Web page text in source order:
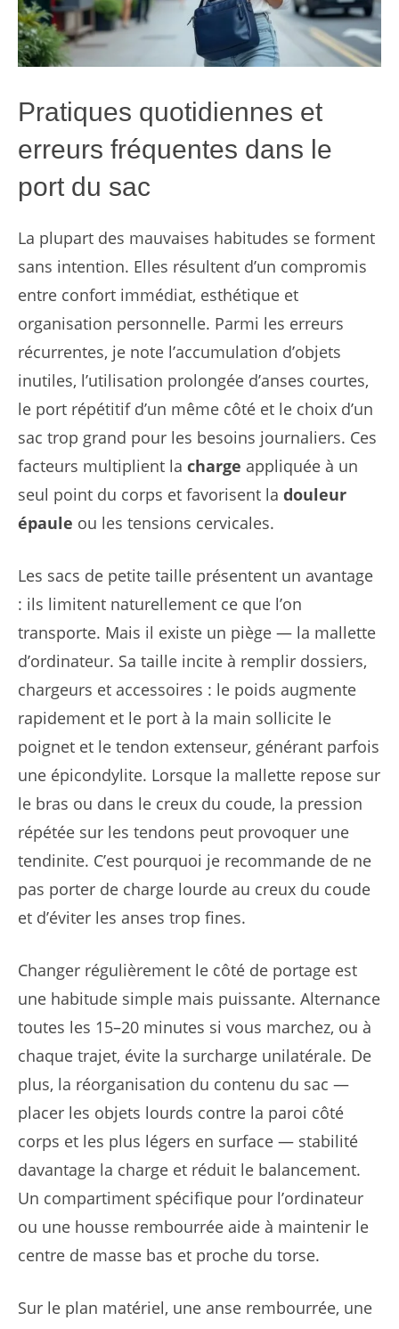
Pratiques quotidiennes et
erreurs fréquentes dans le
port du sac
La plupart des mauvaises habitudes se forment
sans intention. Elles résultent d’un compromis
entre confort immédiat, esthétique et
organisation personnelle. Parmi les erreurs
récurrentes, je note l’accumulation d’objets
inutiles, l’utilisation prolongée d’anses courtes,
le port répétitif d’un même côté et le choix d’un
sac trop grand pour les besoins journaliers. Ces
facteurs multiplient la charge appliquée à un
seul point du corps et favorisent la douleur
épaule ou les tensions cervicales.
Les sacs de petite taille présentent un avantage
: ils limitent naturellement ce que l’on
transporte. Mais il existe un piège — la mallette
d’ordinateur. Sa taille incite à remplir dossiers,
chargeurs et accessoires : le poids augmente
rapidement et le port à la main sollicite le
poignet et le tendon extenseur, générant parfois
une épicondylite. Lorsque la mallette repose sur
le bras ou dans le creux du coude, la pression
répétée sur les tendons peut provoquer une
tendinite. C’est pourquoi je recommande de ne
pas porter de charge lourde au creux du coude
et d’éviter les anses trop fines.
Changer régulièrement le côté de portage est
une habitude simple mais puissante. Alternance
toutes les 15–20 minutes si vous marchez, ou à
chaque trajet, évite la surcharge unilatérale. De
plus, la réorganisation du contenu du sac —
placer les objets lourds contre la paroi côté
corps et les plus légers en surface — stabilité
davantage la charge et réduit le balancement.
Un compartiment spécifique pour l’ordinateur
ou une housse rembourrée aide à maintenir le
centre de masse bas et proche du torse.
Sur le plan matériel, une anse rembourrée, une